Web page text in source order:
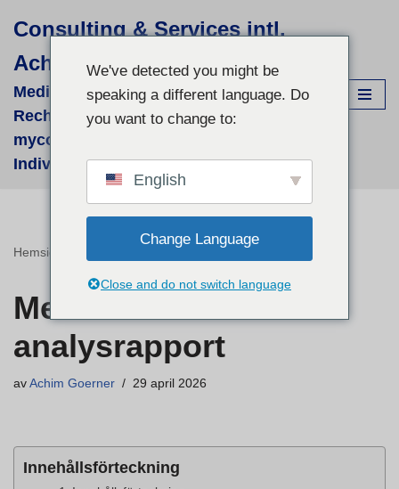
till
innehåll
Consulting & Services intl.
Achim Görner
Medizinisch-wissenschaftliche
Recherchen für supportive phyto- &
mycologische Therapien - fallbezogene
Individual-Recherchen und Beratung
Hemsida Medicinsk analysrapport
Medicinsk
analysrapport
av Achim Goerner 29 april 2026
Innehållsförteckning
We've detected you might be
speaking a different language. Do
you want to change to:
English
Change Language
Close and do not switch language